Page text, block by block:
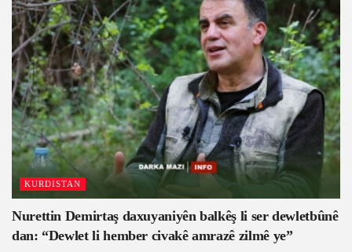
KURDISTAN
Nurettin Demirtaş daxuyaniyên balkêş li ser dewletbûnê
dan: “Dewlet li hember civakê amrazê zilmê ye”